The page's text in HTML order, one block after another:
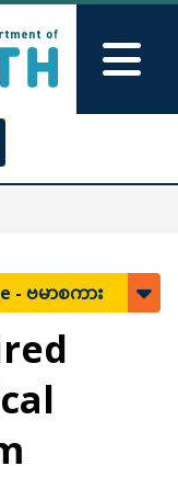
search
- ဗမာစကား